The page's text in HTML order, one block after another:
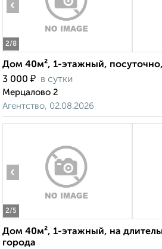
2/8
‹
Дом 40м², 1-этажный,
3 000 ₽ в сутки
Мерцалово 2
Агентство, 02.08.2026
2/5
‹
Дом 40м², 1-этажный, на
города